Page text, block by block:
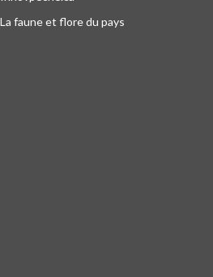
La faune et flore du pays